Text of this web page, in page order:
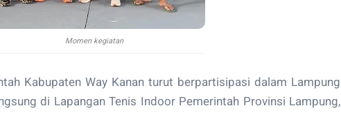
Momen kegiatan
Kabupaten Way Kanan turut berpartisipasi dalam Lampung
di Lapangan Tenis Indoor Pemerintah Provinsi Lampung,